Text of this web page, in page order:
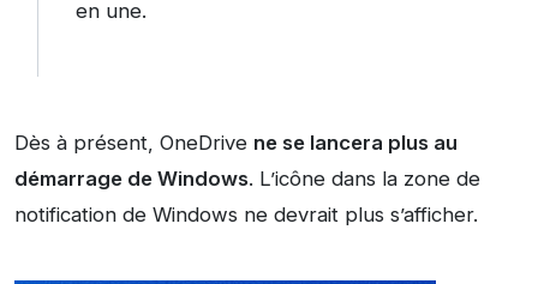
en une.
Dès à présent, OneDrive ne se lancera plus au
démarrage de Windows. L’icône dans la zone de
notification de Windows ne devrait plus s’afficher.